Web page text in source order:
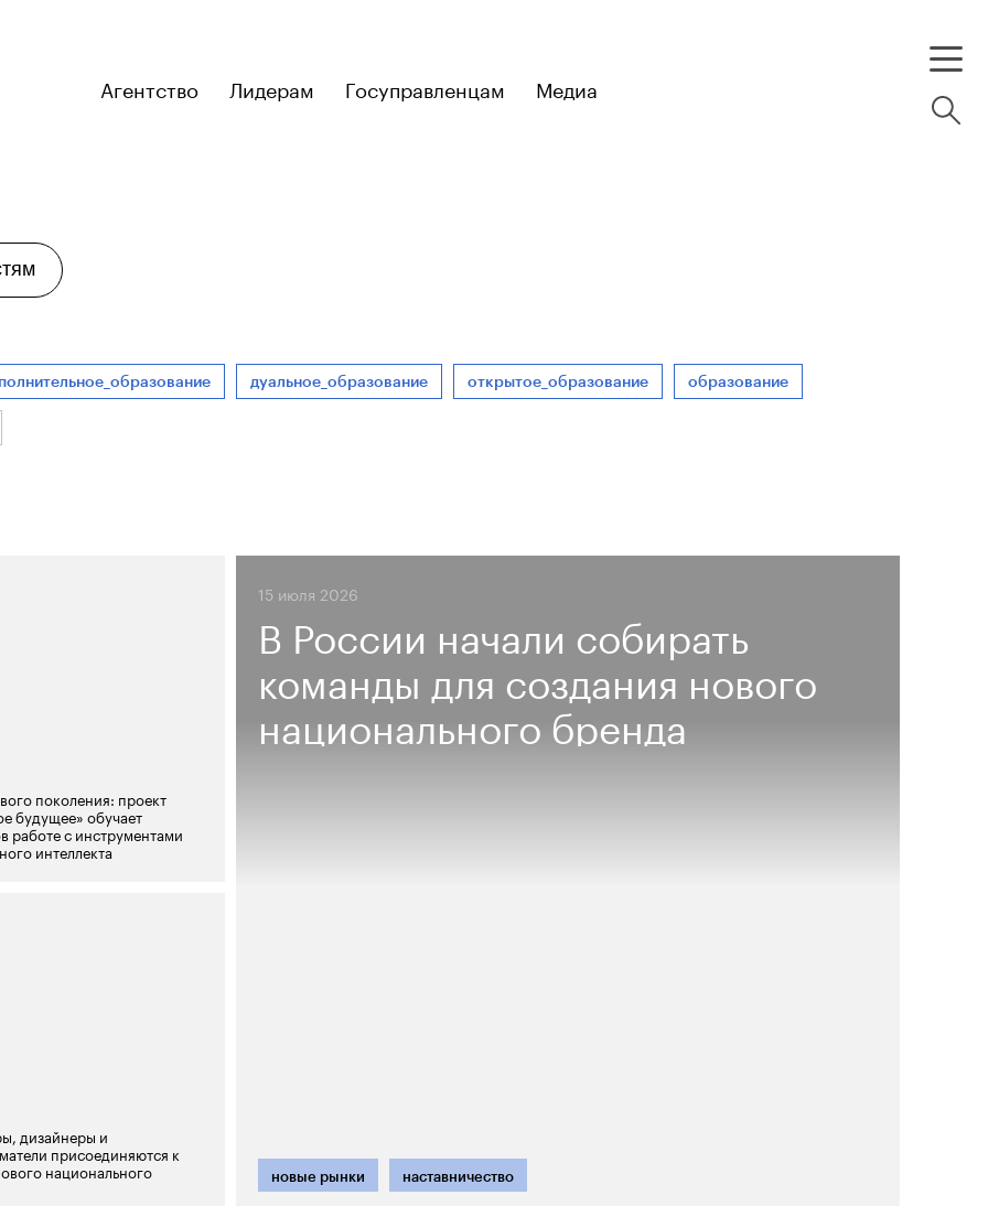
Агентство Лидерам Госуправленцам Медиа
дуальное_образование открытое_образование образование
поколения: проект
будущее» обучает
работе с инструментами
интеллекта
15 июля 2026
В России начали собирать
команды для создания нового
национального бренда
новые рынки наставничество
дизайнеры и
присоединяются к
национального